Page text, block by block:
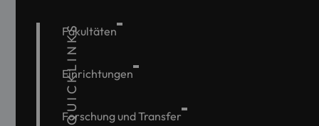
QUICKLINKS
Fakultäten
Einrichtungen
Forschung und Transfer